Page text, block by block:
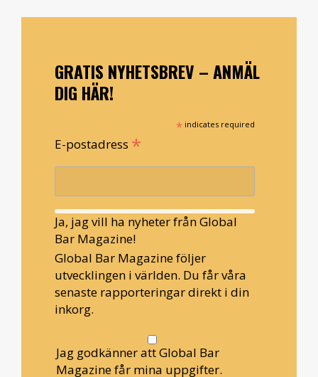
GRATIS NYHETSBREV – ANMÄL
DIG HÄR!
* indicates required
E-postadress *
Ja, jag vill ha nyheter från Global
Bar Magazine!
Global Bar Magazine följer
utvecklingen i världen. Du får våra
senaste rapporteringar direkt i din
inkorg.
Jag godkänner att Global Bar
Magazine får mina uppgifter.